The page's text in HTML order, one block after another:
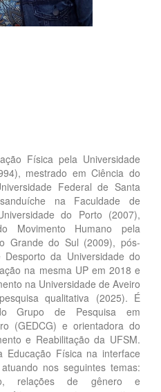
Física pela Universidade
mestrado em Ciência do
Federal de Santa
na Faculdade de
do Porto (2007),
Movimento Humano pela
Grande do Sul (2009), pós-
da Universidade do
na mesma UP em 2018 e
na Universidade de Aveiro
qualitativa (2025). É
Grupo de Pesquisa em
(GEDCG) e orientadora do
e Reabilitação da UFSM.
Física na interface
nos seguintes temas:
relações de gênero e